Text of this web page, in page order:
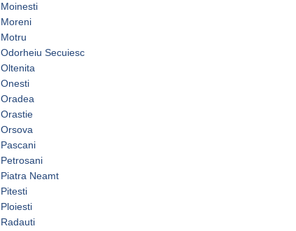
Moinesti
Moreni
Motru
Odorheiu Secuiesc
Oltenita
Onesti
Oradea
Orastie
Orsova
Pascani
Petrosani
Piatra Neamt
Pitesti
Ploiesti
Radauti